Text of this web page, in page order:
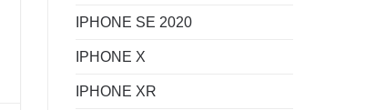
IPHONE SE 2020
IPHONE X
IPHONE XR